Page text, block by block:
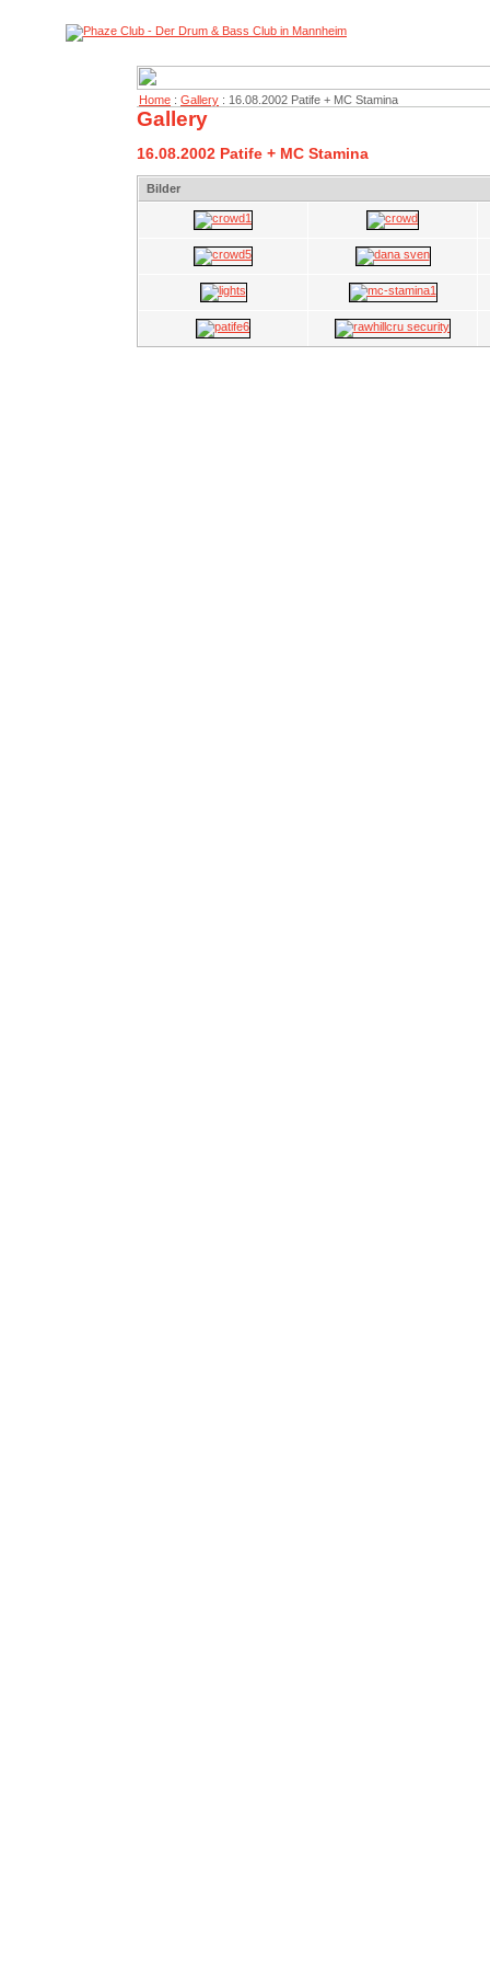
Home : Gallery : 16.08.2002 Patife + MC Stamina
Gallery
16.08.2002 Patife + MC Stamina
Bilder